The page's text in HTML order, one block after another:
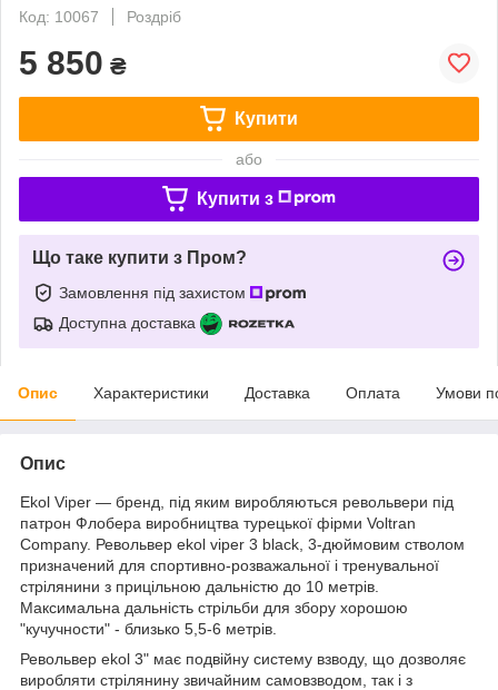
Код: 10067
Роздріб
5 850 ₴
Купити
або
Купити з
Що таке купити з Пром?
Замовлення під захистом
Доступна доставка
Опис Характеристики Доставка Оплата Умови
Опис
Ekol Viper ― бренд, під яким виробляються револьвери під
патрон Флобера виробництва турецької фірми Voltran
Company. Револьвер ekol viper 3 black, 3-дюймовим стволом
призначений для спортивно-розважальної і тренувальної
стрілянини з прицільною дальністю до 10 метрів.
Максимальна дальність стрільби для збору хорошою
"кучучности" - близько 5,5-6 метрів.
Револьвер ekol 3" має подвійну систему взводу, що дозволяє
виробляти стрілянину звичайним самовзводом, так і з